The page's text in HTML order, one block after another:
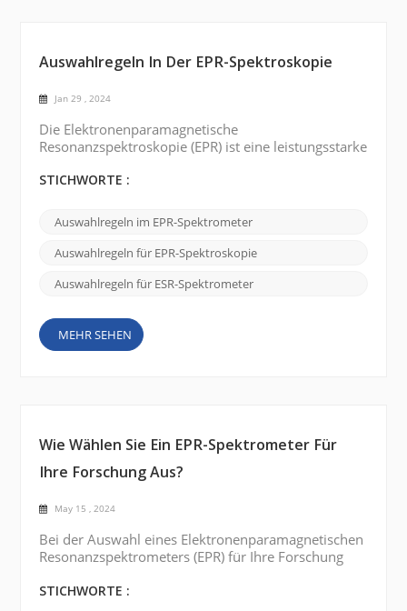
Auswahlregeln In Der EPR-Spektroskopie
Jan 29 , 2024
Die Elektronenparamagnetische
Resonanzspektroskopie (EPR) ist eine leistungsstarke
Struktur paramagnetischer Substanzen. Es liefert
Wechselwirkungen ungepaarter Elektronen in
Magnetfeldern. Auswahlregeln in der EPR-
Spektroskopie legen Bedingungen fest, die Sprünge
oder ve...
STICHWORTE :
Auswahlregeln im EPR-Spektrometer
Auswahlregeln für EPR-Spektroskopie
Auswahlregeln für ESR-Spektrometer
MEHR SEHEN
Wie Wählen Sie Ein EPR-Spektrometer Für
Ihre Forschung Aus?
May 15 , 2024
Bei der Auswahl eines Elektronenparamagnetischen
Resonanzspektrometers (EPR) für Ihre Forschung
wichtigsten Punkte sind unten aufgeführt:
STICHWORTE :